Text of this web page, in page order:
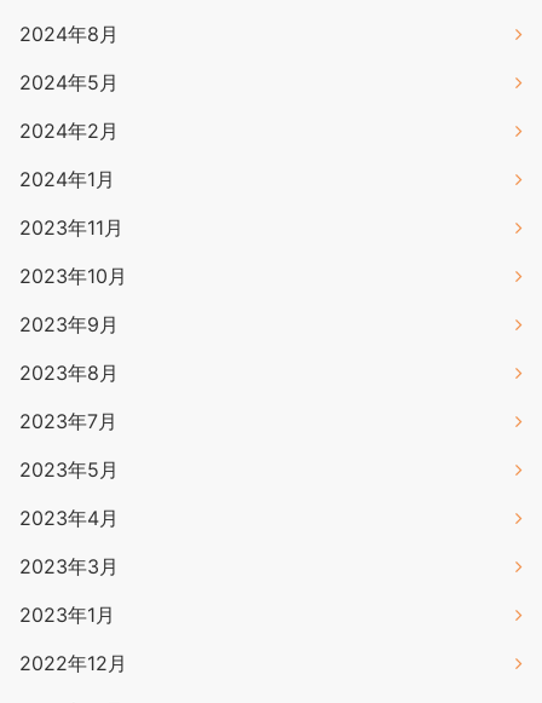
2024年8月
2024年5月
2024年2月
2024年1月
2023年11月
2023年10月
2023年9月
2023年8月
2023年7月
2023年5月
2023年4月
2023年3月
2023年1月
2022年12月